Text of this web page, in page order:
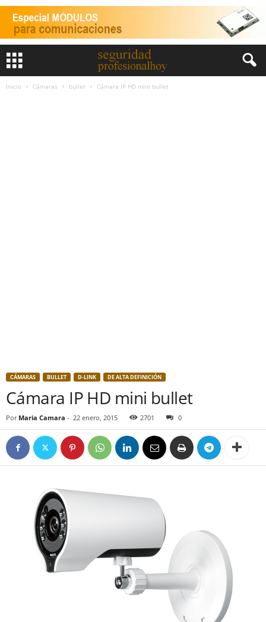
Inicio Cámaras bullet Cámara IP HD mini bullet
CÁMARAS BULLET D-LINK DE ALTA DEFINICIÓN
Cámara IP HD mini bullet
Por Maria Camara - 22 enero, 2015 2701 0